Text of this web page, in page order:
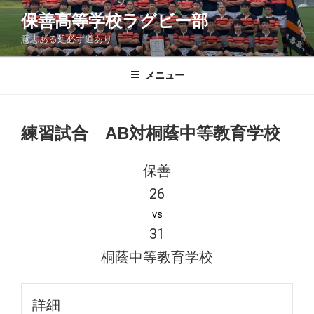
コ
ン
保善高等学校ラグビー部
意志ある処必ず道あり
メニュー
練習試合 AB対桐蔭中等教育学校
保善
26
vs
31
桐蔭中等教育学校
詳細